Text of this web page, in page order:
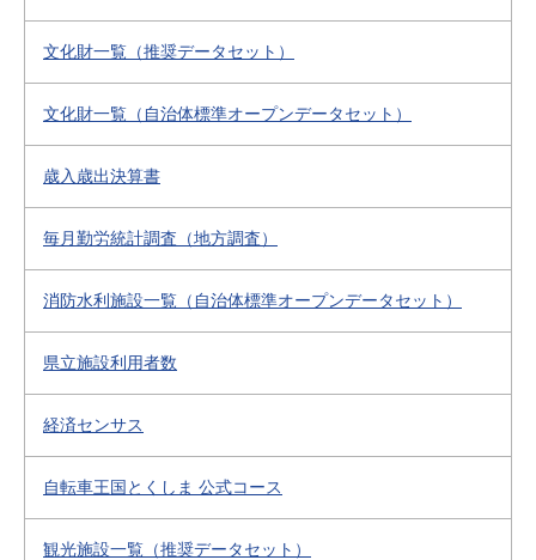
文化財一覧（推奨データセット）
文化財一覧（自治体標準オープンデータセット）
歳入歳出決算書
毎月勤労統計調査（地方調査）
消防水利施設一覧（自治体標準オープンデータセット）
県立施設利用者数
経済センサス
自転車王国とくしま 公式コース
観光施設一覧（推奨データセット）